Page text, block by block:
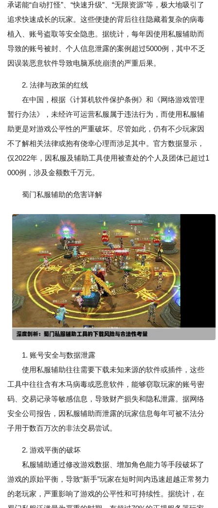
承诺能“自动打怪”、“快速升级”、“无限资源”等，极大地吸引了
追求快速成长的玩家。这些便捷的背后往往隐藏着复杂的病毒
植入、账号盗取等安全隐患。据统计，每年因使用私服辅助而
导致的账号被封、个人信息泄露的案例超过5000例，其中不乏
因误装恶意软件导致电脑系统崩溃的严重后果。
2. 法律与政策的红线
在中国，根据《计算机软件保护条例》和《网络游戏管理
暂行办法》，未经许可运营私服属于违法行为，而使用私服辅
助更是对游戏公平性的严重破坏。尽管如此，仍有不少玩家因
不了解相关法律或抱有侥幸心理而涉足其中。官方数据显示，
仅2022年，因私服及辅助工具使用被查处的个人及团体已超过1
000例，涉及金额数千万元。
蜀门私服辅助的危害详解
1. 账号安全与数据泄露
使用私服辅助往往需要下载未知来源的软件或插件，这些
工具中往往含有木马病毒或恶意软件，能够窃取玩家的账号密
码、交易记录等敏感信息，导致财产损失和隐私泄露。据网络
安全公司报告，因私服辅助而泄露的玩家信息每年可被不法分
子用于数百万次的非法交易尝试。
2. 游戏平衡的破坏
私服辅助通过修改游戏数据、增加角色能力等手段破坏了
游戏的原始平衡，导致“新手”玩家在短时间内迅速超越正常努力
的老玩家，严重影响了游戏的公平性和可持续性。据统计，在